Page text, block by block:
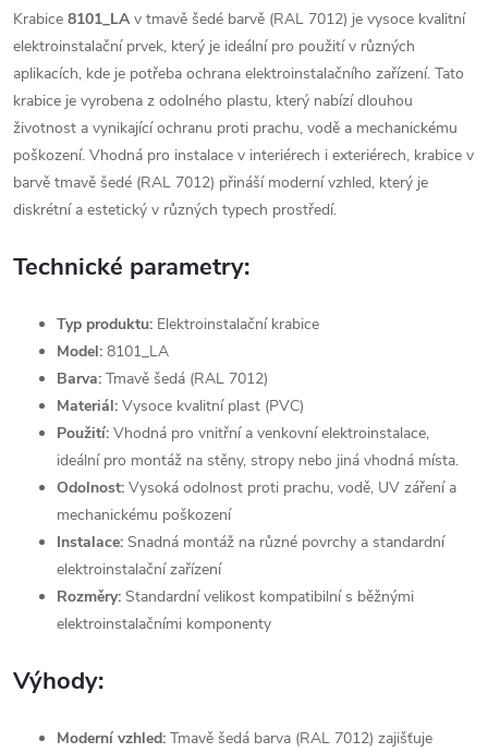
Krabice 8101_LAv tmavě šedé barvě (RAL 7012) je vysoce kvalitní
elektroinstalační prvek, který je ideální pro použití v různých
aplikacích, kde je potřeba ochrana elektroinstalačního zařízení. Tato
krabice je vyrobena z odolného plastu, který nabízí dlouhou
životnost a vynikající ochranu proti prachu, vodě a mechanickému
poškození. Vhodná pro instalace v interiérech i exteriérech, krabice v
barvě tmavě šedé (RAL 7012) přináší moderní vzhled, který je
diskrétní a estetický v různých typech prostředí.
Technické parametry:
Typ produktu: Elektroinstalační krabice
Model: 8101_LA
Barva: Tmavě šedá (RAL 7012)
Materiál: Vysoce kvalitní plast (PVC)
Použití: Vhodná pro vnitřní a venkovní elektroinstalace,
ideální pro montáž na stěny, stropy nebo jiná vhodná místa.
Odolnost: Vysoká odolnost proti prachu, vodě, UV záření a
mechanickému poškození
Instalace: Snadná montáž na různé povrchy a standardní
elektroinstalační zařízení
Rozměry: Standardní velikost kompatibilní s běžnými
elektroinstalačními komponenty
Výhody:
Moderní vzhled: Tmavě šedá barva (RAL 7012) zajišťuje